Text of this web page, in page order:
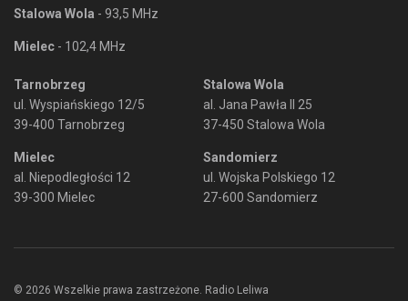
Stalowa Wola - 93,5 MHz
Mielec - 102,4 MHz
Tarnobrzeg
ul. Wyspiańskiego 12/5
39-400 Tarnobrzeg
Mielec
al. Niepodległości 12
39-300 Mielec
Stalowa Wola
al. Jana Pawła II 25
37-450 Stalowa Wola
Sandomierz
ul. Wojska Polskiego 12
27-600 Sandomierz
© 2026 Wszelkie prawa zastrzeżone. Radio Leliwa